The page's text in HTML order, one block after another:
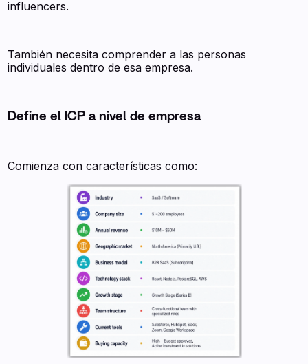
influencers.
También necesita comprender a las personas
individuales dentro de esa empresa.
Define el ICP a nivel de empresa
Comienza con características como: